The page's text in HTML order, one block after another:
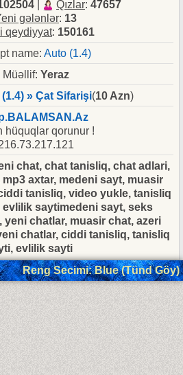
Qızlar: 47657
gələnlər: 13
qeydiyyat: 150161
name: Auto (1.4)
Müəllif: Yeraz
» Çat Sifarişi(10 Azn)
hüquqlar qorunur !
chat, chat tanisliq, chat adlari,
axtar, medeni sayt, muasir
tanisliq, video yukle, tanisliq
evlilik saytimedeni sayt, seks
yeni chatlar, muasir chat, azeri
chatlar, ciddi tanisliq, tanisliq
evlilik sayti
Reng Secimi: Blue (Tünd Göy)